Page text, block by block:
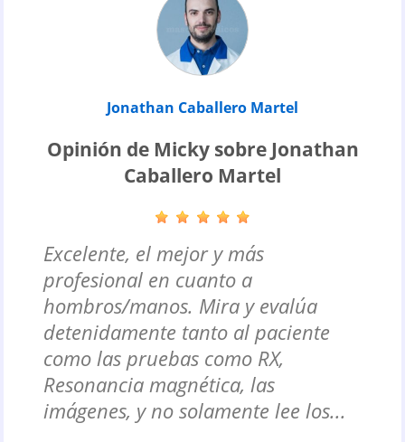
Jonathan Caballero Martel
Opinión de Micky sobre Jonathan
Caballero Martel
Excelente, el mejor y más
profesional en cuanto a
hombros/manos. Mira y evalúa
detenidamente tanto al paciente
como las pruebas como RX,
Resonancia magnética, las
imágenes, y no solamente lee los...